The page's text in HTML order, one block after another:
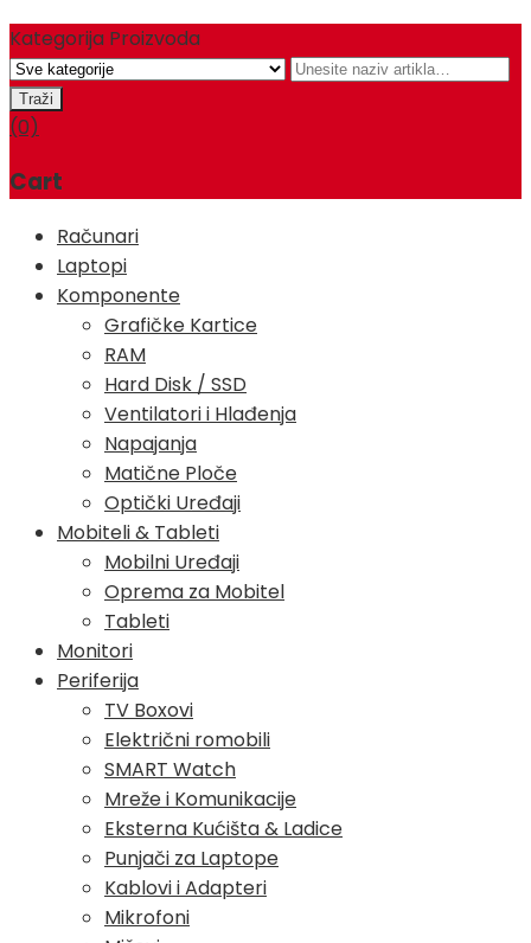
Kategorija Proizvoda
(0)
Cart
Računari
Laptopi
Komponente
Grafičke Kartice
RAM
Hard Disk / SSD
Ventilatori i Hlađenja
Napajanja
Matične Ploče
Optički Uređaji
Mobiteli & Tableti
Mobilni Uređaji
Oprema za Mobitel
Tableti
Monitori
Periferija
TV Boxovi
Električni romobili
SMART Watch
Mreže i Komunikacije
Eksterna Kućišta & Ladice
Punjači za Laptope
Kablovi i Adapteri
Mikrofoni